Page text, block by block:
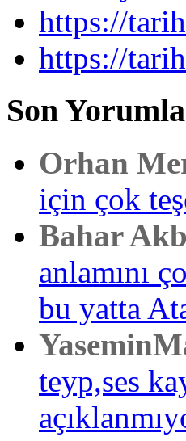
https://
https://
Son
Orhan
için çok
Bahar
anlamını
bu yatta
teyp,ses